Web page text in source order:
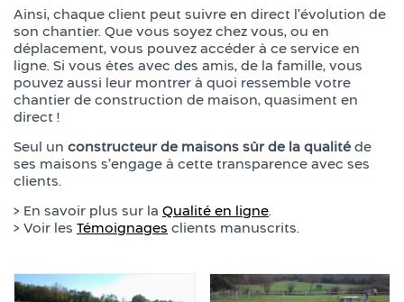
Ainsi, chaque client peut suivre en direct l’évolution de
son chantier. Que vous soyez chez vous, ou en
déplacement, vous pouvez accéder à ce service en
ligne. Si vous êtes avec des amis, de la famille, vous
pouvez aussi leur montrer à quoi ressemble votre
chantier de construction de maison, quasiment en
direct !
Seul un constructeur de maisons sûr de la qualité de
ses maisons s’engage à cette transparence avec ses
clients.
> En savoir plus sur la Qualité en ligne.
> Voir les Témoignages clients manuscrits.